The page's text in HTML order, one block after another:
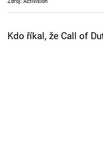
TV Program
Zdroj: Activision
Kdo říkal, že Call of